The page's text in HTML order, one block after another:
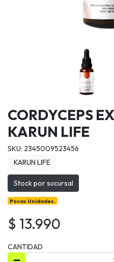
CORDYCEPS
KARUN LIFE
SKU: 2345009523456
KARUN LIFE
Stock por sucursal
Pocas Unidades.
$ 13.990
CANTIDAD